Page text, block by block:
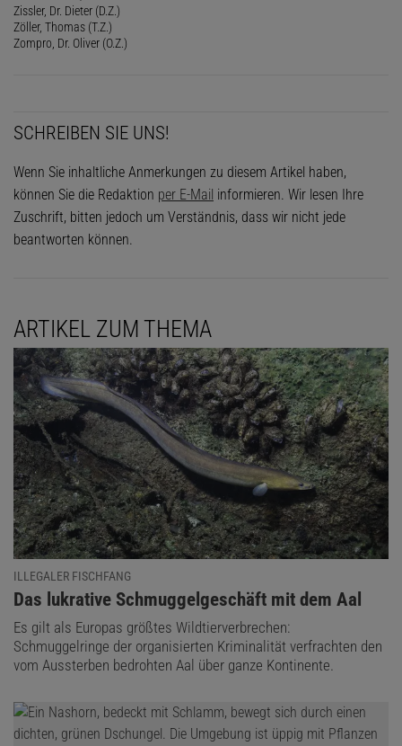
Zissler, Dr. Dieter (D.Z.)
Zöller, Thomas (T.Z.)
Zompro, Dr. Oliver (O.Z.)
SCHREIBEN SIE UNS!
Wenn Sie inhaltliche Anmerkungen zu diesem Artikel haben,
können Sie die Redaktion per E-Mail informieren. Wir lesen Ihre
Zuschrift, bitten jedoch um Verständnis, dass wir nicht jede
beantworten können.
ARTIKEL ZUM THEMA
ILLEGALER FISCHFANG
:
Das lukrative Schmuggelgeschäft mit dem Aal
Es gilt als Europas größtes Wildtierverbrechen:
Schmuggelringe der organisierten Kriminalität verfrachten den
vom Aussterben bedrohten Aal über ganze Kontinente.